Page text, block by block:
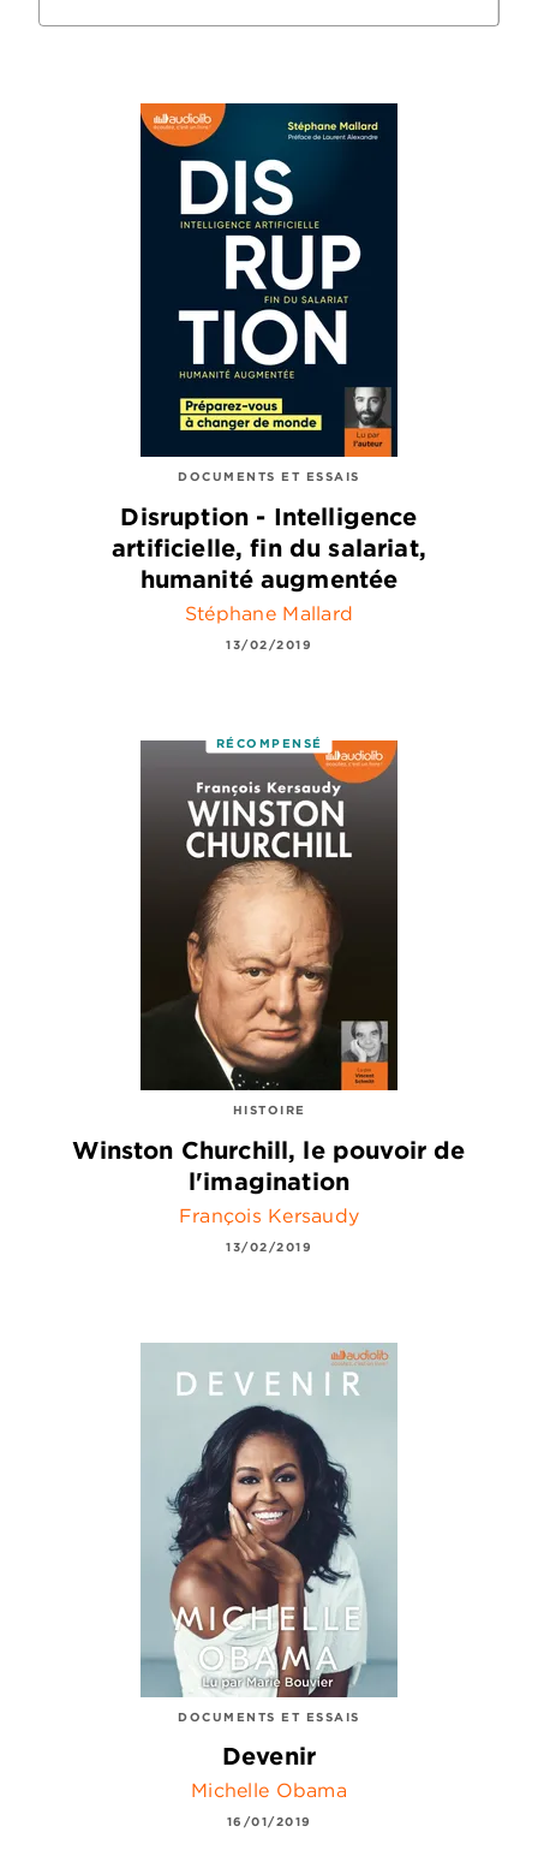
DOCUMENTS ET ESSAIS
Disruption - Intelligence
artificielle, fin du salariat,
humanité augmentée
Stéphane Mallard
13/02/2019
RÉCOMPENSÉ
HISTOIRE
Winston Churchill, le pouvoir de
l'imagination
François Kersaudy
13/02/2019
DOCUMENTS ET ESSAIS
Devenir
Michelle Obama
16/01/2019